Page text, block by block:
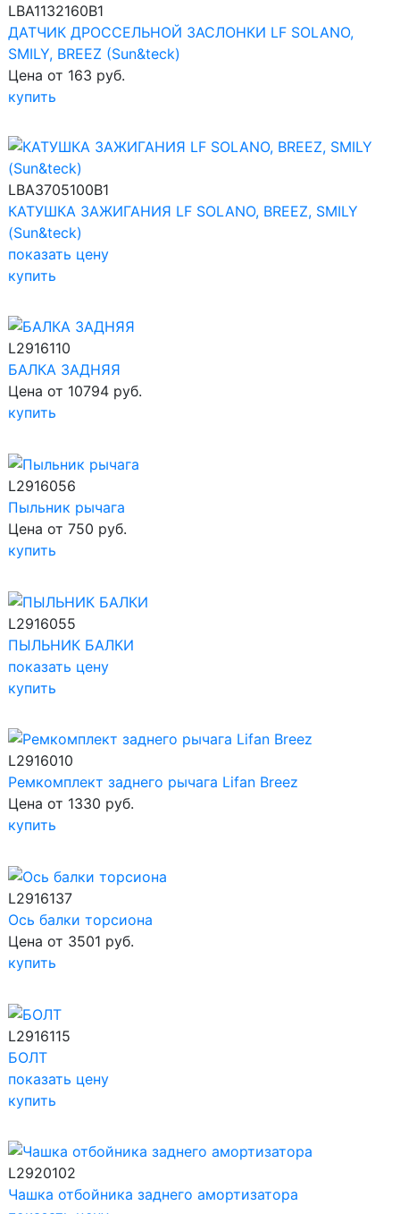
LBA1132160B1
ДАТЧИК ДРОССЕЛЬНОЙ ЗАСЛОНКИ LF SOLANO,
SMILY, BREEZ (Sun&teck)
Цена от 163 руб.
купить
LBA3705100B1
КАТУШКА ЗАЖИГАНИЯ LF SOLANO, BREEZ, SMILY
(Sun&teck)
показать цену
купить
L2916110
БАЛКА ЗАДНЯЯ
Цена от 10794 руб.
купить
L2916056
Пыльник рычага
Цена от 750 руб.
купить
L2916055
ПЫЛЬНИК БАЛКИ
показать цену
купить
L2916010
Ремкомплект заднего рычага Lifan Breez
Цена от 1330 руб.
купить
L2916137
Ось балки торсиона
Цена от 3501 руб.
купить
L2916115
БОЛТ
показать цену
купить
L2920102
Чашка отбойника заднего амортизатора